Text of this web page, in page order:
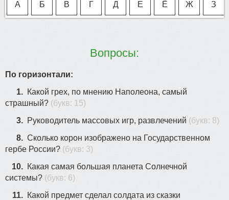
А Б В Г Д Е Ё Ж З
28
Вопросы:
По горизонтали:
1. Какой грех, по мнению Наполеона, самый
страшный? (букв: 15)
3. Руководитель массовых игр, развлечений (букв: 8)
8. Сколько корон изображено на Государственном
гербе России? (букв: 3)
10. Какая самая большая планета Солнечной
системы? (букв: 6)
11. Какой предмет сделал солдата из сказки